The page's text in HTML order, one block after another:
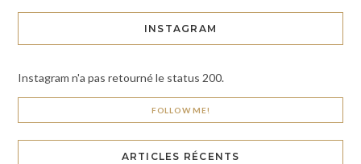
INSTAGRAM
Instagram n'a pas retourné le status 200.
FOLLOW ME!
ARTICLES RÉCENTS